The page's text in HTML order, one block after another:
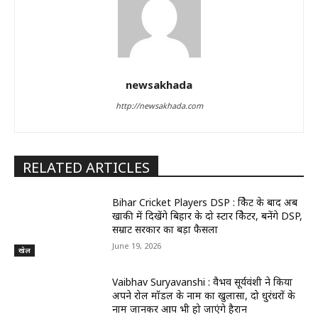
newsakhada
http://newsakhada.com
RELATED ARTICLES
खेल
Bihar Cricket Players DSP : क्रिकेट के बाद अब
खाकी में दिखेंगे बिहार के दो स्टार क्रिकेटर, बनेंगे DSP,
सम्राट सरकार का बड़ा फैसला
June 19, 2026
Vaibhav Suryavanshi : वैभव सूर्यवंशी ने किया
अपने रोल मॉडल के नाम का खुलासा, दो धुरंधरों के
नाम जानकर आप भी हो जाएंगे हैरान